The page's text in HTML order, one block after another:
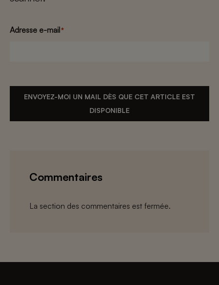
Adresse e-mail*
ENVOYEZ-MOI UN MAIL DÈS QUE CET ARTICLE EST
DISPONIBLE
Commentaires
La section des commentaires est fermée.